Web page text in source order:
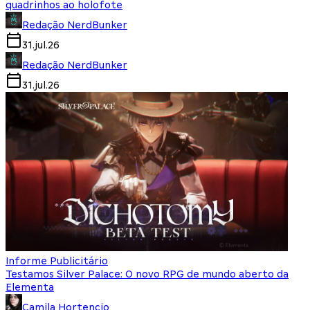
quadrinhos ao holofote
Redação NerdBunker
31.jul.26
Redação NerdBunker
31.jul.26
Informe Publicitário
Testamos Silver Palace: O novo RPG de mundo aberto da
Elementa
Camila Hortencio